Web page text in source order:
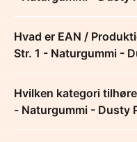
Hvad er EAN /
Str. 1 - Naturgummi -
Hvilken kategori
- Naturgummi - Dusty